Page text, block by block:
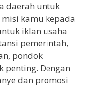
daerah untuk
kamu kepada
iklan usaha
pemerintah,
pondok
penting. Dengan
dan promosi